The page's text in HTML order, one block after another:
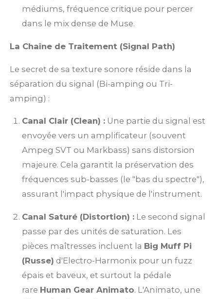
médiums, fréquence critique pour percer
dans le mix dense de Muse.
La Chaîne de Traitement (Signal Path)
Le secret de sa texture sonore réside dans la
séparation du signal (Bi-amping ou Tri-
amping) :
Canal Clair (Clean) : Une partie du signal est
envoyée vers un amplificateur (souvent
Ampeg SVT ou Markbass) sans distorsion
majeure. Cela garantit la préservation des
fréquences sub-basses (le "bas du spectre"),
assurant l'impact physique de l'instrument.
Canal Saturé (Distortion) : Le second signal
passe par des unités de saturation. Les
pièces maîtresses incluent la Big Muff Pi
(Russe) d'Electro-Harmonix pour un fuzz
épais et baveux, et surtout la pédale
rare Human Gear Animato. L'Animato, une